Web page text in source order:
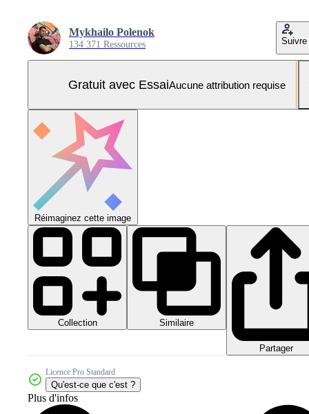
Mykhailo Polenok
134 371 Ressources Suivre
Gratuit avec EssaiAucune attribution requise
Réimaginez cette image
Collection Similaire
Partager
Licence Pro Standard
Qu'est-ce que c'est ?
Plus d'infos